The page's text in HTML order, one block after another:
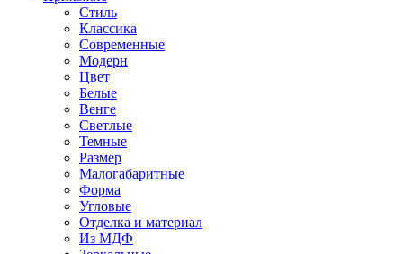
Стиль
Классика
Современные
Модерн
Цвет
Белые
Венге
Светлые
Темные
Размер
Малогабаритные
Форма
Угловые
Отделка и материал
Из МДФ